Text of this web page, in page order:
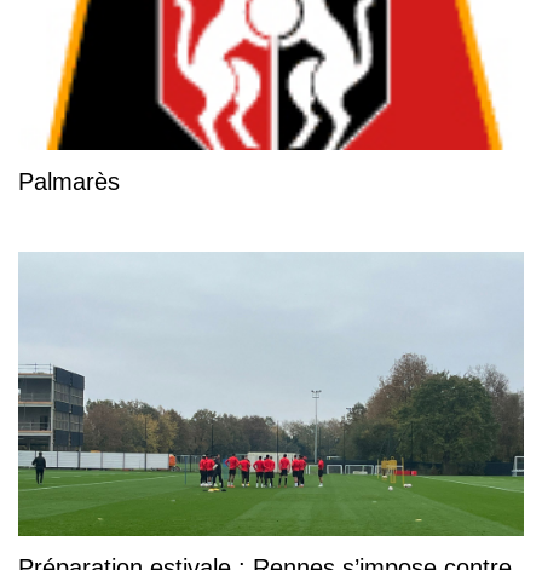
Palmarès